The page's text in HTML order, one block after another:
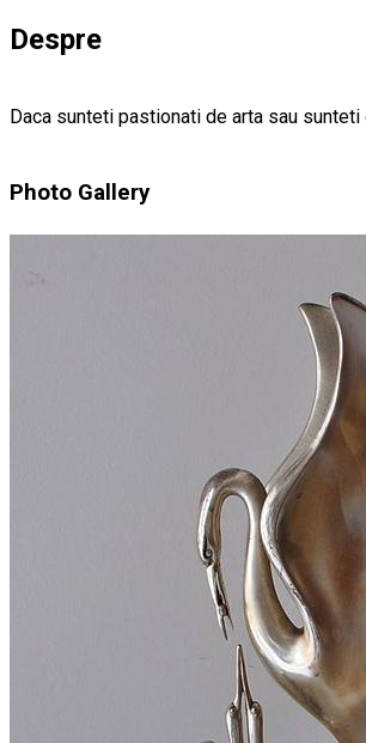
Despre
Daca sunteti pastionati de arta sau
Photo Gallery